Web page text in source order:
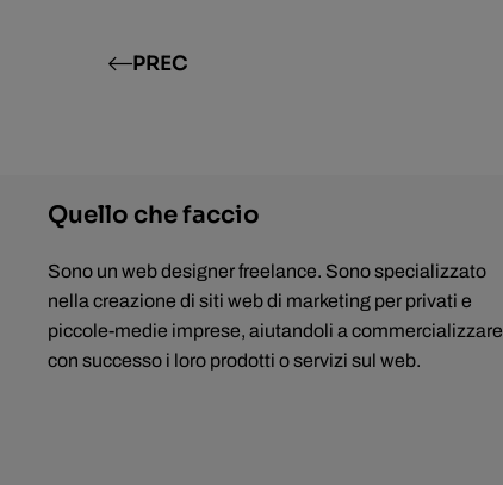
PREC
Quello che faccio
Sono un web designer freelance. Sono specializzato
nella creazione di siti web di marketing per privati e
piccole-medie imprese, aiutandoli a commercializzare
con successo i loro prodotti o servizi sul web.